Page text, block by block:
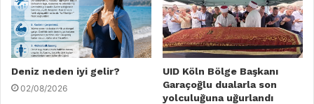
Deniz neden iyi gelir?
02/08/2026
UID Köln Bölge Başkanı
Garaçoğlu dualarla son
yolculuğuna uğurlandı